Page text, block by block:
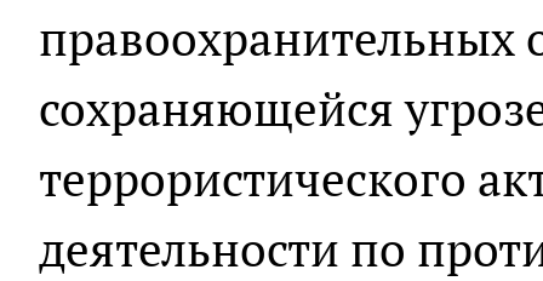
правоохранительных
сохраняющейся
террористического
деятельности по